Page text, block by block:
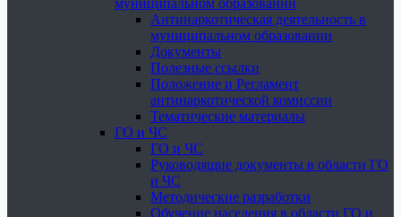
муниципальном образовании
Антинаркотическая деятельность в
муниципальном образовании
Документы
Полезные ссылки
Положение и Регламент
антинаркотической комиссии
Тематические материалы
ГО и ЧС
ГО и ЧС
Руководящие документы в области ГО
и ЧС
Методические разработки
Обучение населения в области ГО и